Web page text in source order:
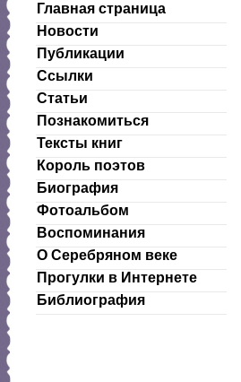
Главная страница
Новости
Публикации
Ссылки
Статьи
Познакомиться
Тексты книг
Король поэтов
Биография
Фотоальбом
Воспоминания
О Серебряном веке
Прогулки в Интернете
Библиография